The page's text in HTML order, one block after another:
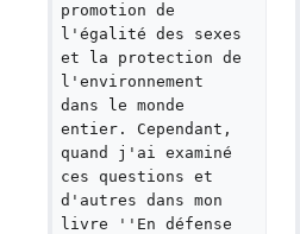
promotion de
l'égalité des sexes
et la protection de
l'environnement
dans le monde
entier. Cependant,
quand j'ai examiné
ces questions et
d'autres dans mon
livre ''En défense